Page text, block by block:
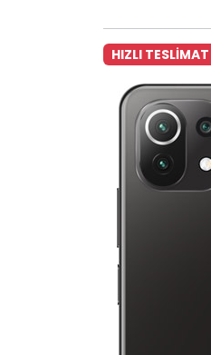
HIZLI TESLİMAT